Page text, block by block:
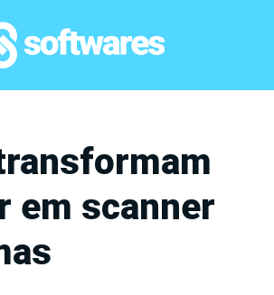
em scanner